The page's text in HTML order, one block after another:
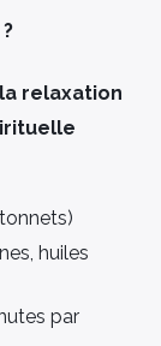
relaxation
huiles
par